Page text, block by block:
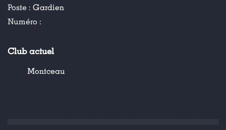
Poste : Gardien
Numéro :
Club actuel
Montceau